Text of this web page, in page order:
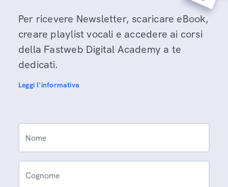
Per ricevere Newsletter, scaricare eBook,
creare playlist vocali e accedere ai corsi
della Fastweb Digital Academy a te
dedicati.
Leggi l'informativa
Nome
Cognome